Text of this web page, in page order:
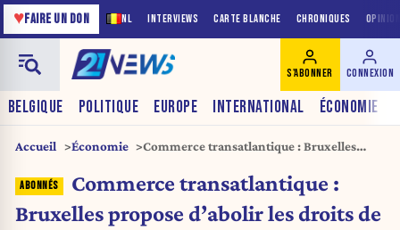
NL INTERVIEWS CARTE BLANCHE CHRONIQUES
♥FAIRE UN DON
BELGIQUE POLITIQUE EUROPE INTERNATIONAL ÉCONOMIE
S'ABONNER CONNEXION
Accueil Économie
Commerce transatlantique : Bruxelles
les produits industriels américains
Commerce transatlantique :
Bruxelles propose d’abolir les droits de